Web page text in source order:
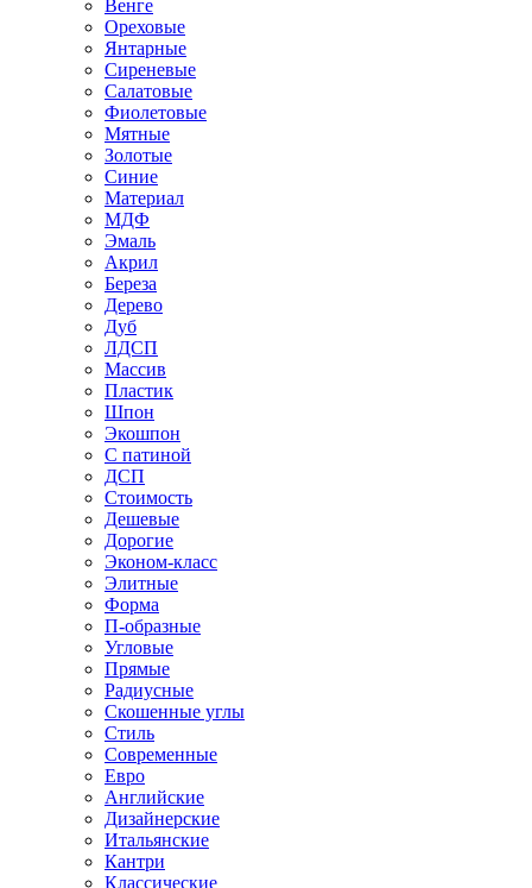
Венге
Ореховые
Янтарные
Сиреневые
Салатовые
Фиолетовые
Мятные
Золотые
Синие
Материал
МДФ
Эмаль
Акрил
Береза
Дерево
Дуб
ЛДСП
Массив
Пластик
Шпон
Экошпон
С патиной
ДСП
Стоимость
Дешевые
Дорогие
Эконом-класс
Элитные
Форма
П-образные
Угловые
Прямые
Радиусные
Скошенные углы
Стиль
Современные
Евро
Английские
Дизайнерские
Итальянские
Кантри
Классические